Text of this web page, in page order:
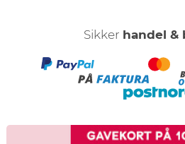
Sikker handel &